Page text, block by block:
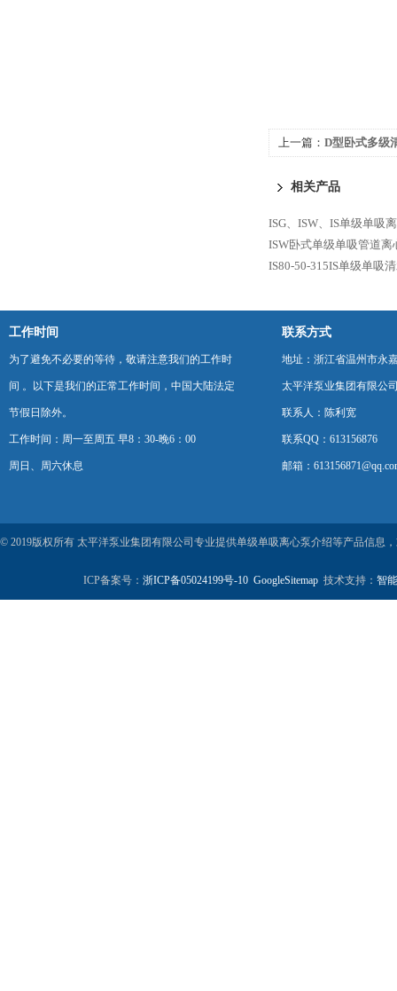
上一篇： D型卧式多级
相关产品
ISG、ISW、IS单级单吸
ISW卧式单级单吸管道离
IS80-50-315IS单级单吸
工作时间
为了避免不必要的等待，敬请注意我们的工作时
间 。以下是我们的正常工作时间，中国大陆法定
节假日除外。
工作时间：周一至周五 早8：30-晚6：00
周日、周六休息
联系方式
地址：浙江省温州市永
太平洋泵业集团有限公
联系人：陈利宽
联系QQ：613156876
邮箱：
© 2019版权所有 太平洋泵业集团有限公司专业提供单级单吸离心泵介绍等产品信息
ICP备案号： 浙ICP备05024199号-10 GoogleSitemap 技术支持： 智